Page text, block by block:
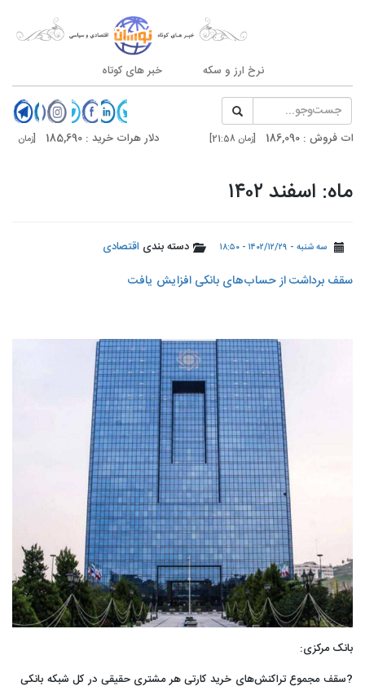
نرخ ارز و سکه خبر های کوتاه
[زمان 21:58] دلار هرات خرید : 185,690 [زمان 21:58]
ماه: اسفند ۱۴۰۲
سه شنبه - ۱۴۰۲/۱۲/۲۹ - ۱۸:۵۰ دسته بندی اقتصادی
سقف برداشت از حساب‌های بانکی افزایش یافت
بانک مرکزی:
?سقف مجموع تراکنش‌های خرید کارتی هر مشتری حقیقی در کل شبکه بانکی